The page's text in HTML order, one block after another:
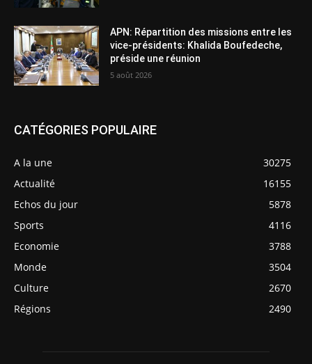
APN: Répartition des missions entre les
vice-présidents: Khalida Boufedeche,
préside une réunion
5 août 2026
CATÉGORIES POPULAIRE
A la une
30275
Actualité
16155
Echos du jour
5878
Sports
4116
Economie
3788
Monde
3504
Culture
2670
Régions
2490